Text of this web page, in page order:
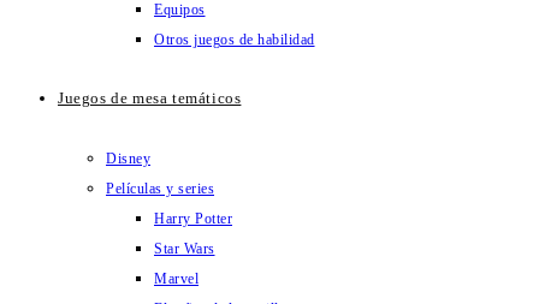
Equipos
Otros juegos de habilidad
Juegos de mesa temáticos
Disney
Películas y series
Harry Potter
Star Wars
Marvel